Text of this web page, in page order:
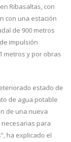
Ribasaltas, con
con una estación
de 900 metros
impulsión
metros y por obras
estado de
de agua potable
de una nueva
para
ha explicado el